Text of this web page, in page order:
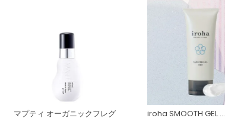
マプティ オーガニックフレグ iroha SMOOTH GEL ...